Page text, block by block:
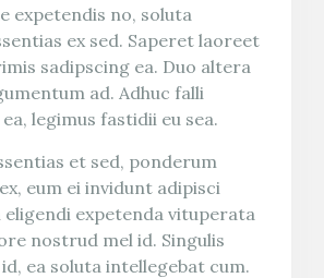
expetendis no, soluta
ex sed. Saperet laoreet
sadipscing ea. Duo altera
ad. Adhuc falli
legimus fastidii eu sea.
et sed, ponderum
eum ei invidunt adipisci
expetenda vituperata
nostrud mel id. Singulis
ea soluta intellegebat cum.